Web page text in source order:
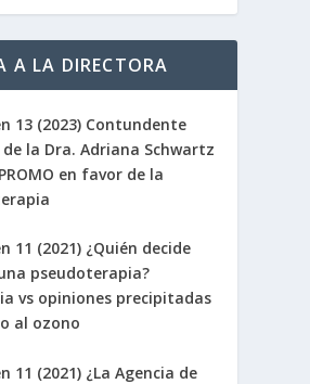
A LA DIRECTORA
13 (2023) Contundente
la Dra. Adriana Schwartz
en favor de la
11 (2021) ¿Quién decide
pseudoterapia?
vs opiniones precipitadas
al ozono
11 (2021) ¿La Agencia de